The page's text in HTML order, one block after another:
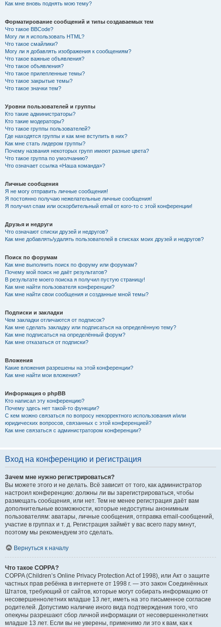
Как мне вновь поднять мою тему?
Форматирование сообщений и типы создаваемых тем
Что такое BBCode?
Могу ли я использовать HTML?
Что такое смайлики?
Могу ли я добавлять изображения к сообщениям?
Что такое важные объявления?
Что такое объявления?
Что такое прилепленные темы?
Что такое закрытые темы?
Что такое значки тем?
Уровни пользователей и группы
Кто такие администраторы?
Кто такие модераторы?
Что такое группы пользователей?
Где находятся группы и как мне вступить в них?
Как мне стать лидером группы?
Почему названия некоторых групп имеют разные цвета?
Что такое группа по умолчанию?
Что означает ссылка «Наша команда»?
Личные сообщения
Я не могу отправить личные сообщения!
Я постоянно получаю нежелательные личные сообщения!
Я получил спам или оскорбительный email от кого-то с этой конференции!
Друзья и недруги
Что означают списки друзей и недругов?
Как мне добавлять/удалять пользователей в списках моих друзей и недругов?
Поиск по форумам
Как мне выполнить поиск по форуму или форумам?
Почему мой поиск не даёт результатов?
В результате моего поиска я получил пустую страницу!
Как мне найти пользователя конференции?
Как мне найти свои сообщения и созданные мной темы?
Подписки и закладки
Чем закладки отличаются от подписок?
Как мне сделать закладку или подписаться на определённую тему?
Как мне подписаться на определённый форум?
Как мне отказаться от подписки?
Вложения
Какие вложения разрешены на этой конференции?
Как мне найти мои вложения?
Информация о phpBB
Кто написал эту конференцию?
Почему здесь нет такой-то функции?
С кем можно связаться по вопросу некорректного использования и/или
юридических вопросов, связанных с этой конференцией?
Как мне связаться с администратором конференции?
Вход на конференцию и регистрация
Зачем мне нужно регистрироваться?
Вы можете этого и не делать. Всё зависит от того, как администратор
настроил конференцию: должны ли вы зарегистрироваться, чтобы
размещать сообщения, или нет. Тем не менее регистрация даёт вам
дополнительные возможности, которые недоступны анонимным
пользователям: аватары, личные сообщения, отправка email-сообщений,
участие в группах и т. д. Регистрация займёт у вас всего пару минут,
поэтому мы рекомендуем это сделать.
Вернуться к началу
Что такое COPPA?
COPPA (Children’s Online Privacy Protection Act of 1998), или Акт о защите
частных прав ребёнка в интернете от 1998 г. — это закон Соединённых
Штатов, требующий от сайтов, которые могут собирать информацию от
несовершеннолетних младше 13 лет, иметь на это письменное согласие
родителей. Допустимо наличие иного вида подтверждения того, что
опекуны разрешают сбор личной информации от несовершеннолетних
младше 13 лет. Если вы не уверены, применимо ли это к вам, как к